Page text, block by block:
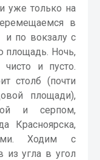
уже только на
в
и по вокзалу с
площадь. Ночь,
и пусто.
столб (почти
площади),
и серпом,
Красноярска,
Ходим с
из угла в угол